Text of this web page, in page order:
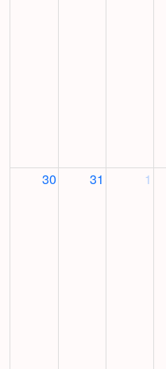
30 31 1